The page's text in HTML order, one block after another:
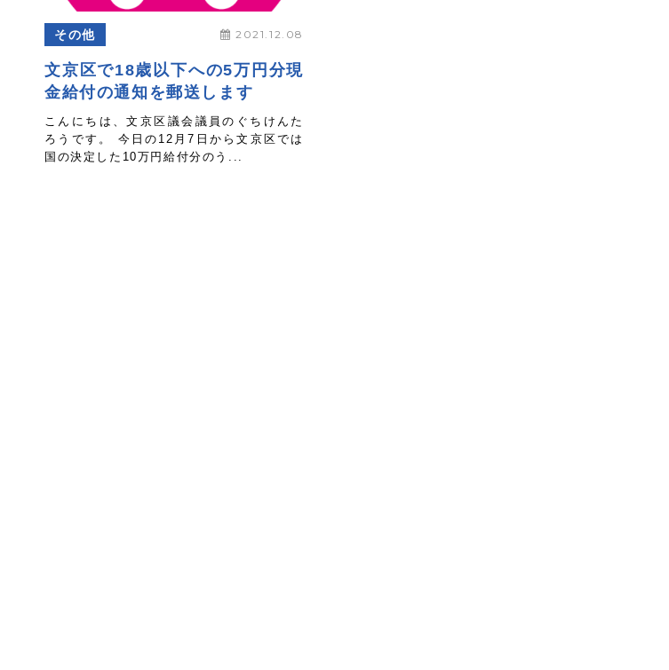
その他 2021.12.08
文京区で18歳以下への5万円分現
金給付の通知を郵送します
こんにちは、文京区議会議員のぐちけんた
ろうです。 今日の12月7日から文京区では
国の決定した10万円給付分のう...